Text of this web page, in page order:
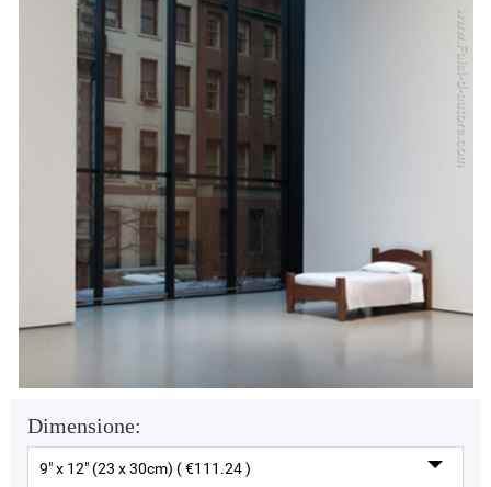
Dimensione:
9" x 12" (23 x 30cm) ( €111.24 )